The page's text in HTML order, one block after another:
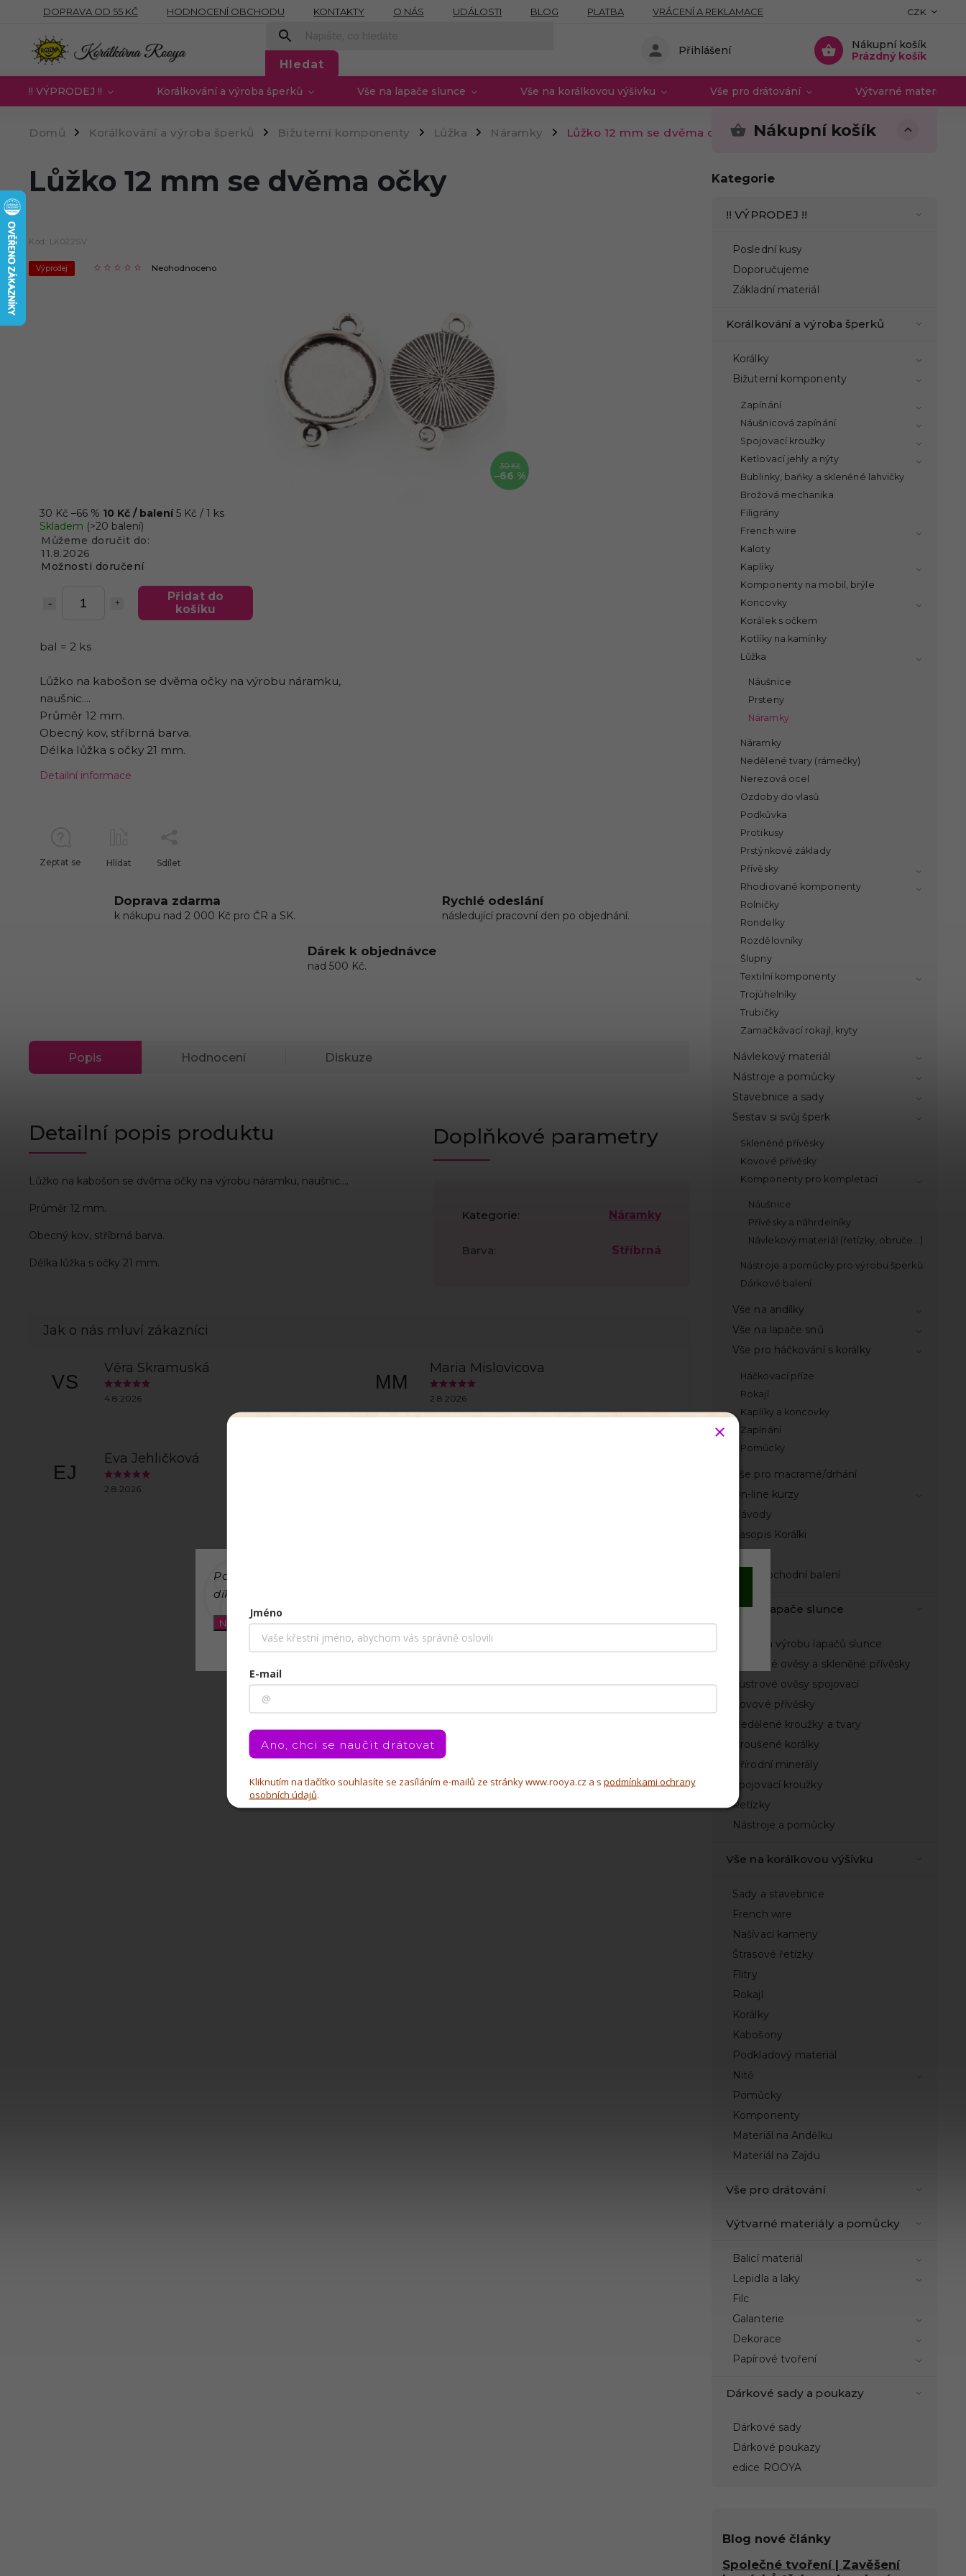
Používáme cookies, abychom Vám umožnili pohodlné prohlížení webu a
díky analýze provozu webu ho neustále zlepšovali.
Nastavení
DOPRAVA OD 55 KČ HODNOCENÍ OBCHODU KONTAKTY O NÁS UDÁLOSTI BLOG PLATBA
VRÁCENÍ A REKLAMACE
PODMÍNKY OCHRANY OSOBNÍCH ÚDAJŮ
CZK
Hledat
Nákupní košík
Prázdný košík
Přihlášení
!! VÝPRODEJ !! Korálkování a výroba šperků Vše na lapače slunce Vše na korálkovou výšivku Vše pro drátování Výtvarné materiály a
Domů / Korálkování a výroba šperků / Bižuterní komponenty / Lůžka / Náramky / Lůžko 12 mm se dvěma očky Nákupní košík
Kategorie
!! VÝPRODEJ !!
Poslední kusy
Doporučujeme
Základní materiál
Korálkování a výroba šperků
Korálky
Bižuterní komponenty
Zapínání
Náušnicová zapínání
Spojovací kroužky
Ketlovací jehly a nýty
Bublinky, baňky a skleněné lahvičky
Brožová mechanika
Filigrány
French wire
Kaloty
Kaplíky
Komponenty na mobil, brýle
Koncovky
Korálek s očkem
Kotlíky na kamínky
Lůžka
Náušnice
Prsteny
Náramky
Náramky
Nedělené tvary (rámečky)
Nerezová ocel
Ozdoby do vlasů
Podkůvka
Protikusy
Prstýnkové základy
Přívěsky
Rhodiované komponenty
Rolničky
Rondelky
Rozdělovníky
Šlupny
Textilní komponenty
Trojúhelníky
Trubičky
Zamačkávací rokajl, kryty
Návlekový materiál
Nástroje a pomůcky
Stavebnice a sady
Sestav si svůj šperk
Skleněné přívěsky
Kovové přívěsky
Komponenty pro kompletaci
Náušnice
Přívěsky a náhrdelníky
Návlekový materiál (řetízky, obruče...)
Nástroje a pomůcky pro výrobu šperků
Dárkové balení
Vše na andílky
Vše na lapače snů
Vše pro háčkování s korálky
Háčkovací příze
Rokajl
Kaplíky a koncovky
Zapínání
Pomůcky
Vše pro macramé/drhání
On-line kurzy
Návody
Časopis Korálki
Velkoobchodní balení
Vše na lapače slunce
Sady na výrobu lapačů slunce
Lustrové ověsy a skleněné přívěsky
Lustrové ověsy spojovací
Kovové přívěsky
Nedělené kroužky a tvary
Broušené korálky
Přírodní minerály
Spojovací kroužky
Řetízky
Nástroje a pomůcky
Vše na korálkovou výšivku
Sady a stavebnice
French wire
Našívací kameny
Štrasové řetízky
Flitry
Rokajl
Korálky
Kabošony
Podkladový materiál
Nitě
Pomůcky
Komponenty
Materiál na Andělku
Materiál na Zajdu
Vše pro drátování
Výtvarné materiály a pomůcky
Balicí materiál
Lepidla a laky
Filc
Galanterie
Dekorace
Papírové tvoření
Dárkové sady a poukazy
Dárkové sady
Dárkové poukazy
edice ROOYA
Blog nové články
Společné tvoření | Zavěšení
Lůžko 12 mm se dvěma očky
Kód: LK022SV
Výprodej Neohodnoceno
30 Kč
–66 %
30 Kč –66 % 10 Kč / balení5 Kč / 1 ks
Skladem (>20 balení)
Můžeme doručit do:
11.8.2026
Možnosti doručení
Přidat do
košíku
bal = 2 ks
Lůžko na kabošon se dvěma očky na výrobu náramku,
naušnic....
Průměr 12 mm.
Obecný kov, stříbrná barva.
Délka lůžka s očky 21 mm.
Detailní informace
Zeptat se Hlídat Sdílet
Doprava zdarma
k nákupu nad 2 000 Kč pro ČR a SK.
Rychlé odeslání
následující pracovní den po objednání.
Dárek k objednávce
nad 500 Kč.
Popis Hodnocení Diskuze
Detailní popis produktu
Lůžko na kabošon se dvěma očky na výrobu náramku, naušnic....
Průměr 12 mm.
Obecný kov, stříbrná barva.
Délka lůžka s očky 21 mm.
Doplňkové parametry
Kategorie: Náramky
Barva: Stříbrná
VS
Věra Skramuská
4.8.2026
MM
Maria Mislovicova
2.8.2026
Dobrý deň velmi pekne Vam zo srdca dakujem za hacky
EJ
Eva Jehličková
2.8.2026
Jméno
E-mail
Ano, chci se naučit drátovat
Kliknutím na tlačítko souhlasíte se zasíláním e-mailů ze stránky www.rooya.cz a s podmínkami ochrany
osobních údajů.